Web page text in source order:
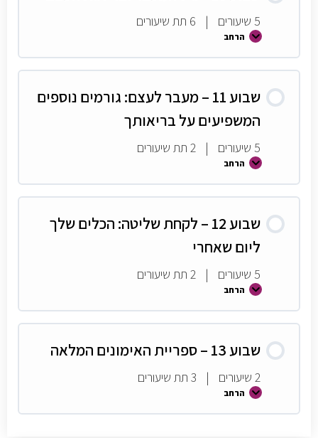
5 שיעורים | 6 תת שיעורים
הרחב
שבוע 11 – מעבר לעצם: גורמים נוספים
המשפיעים על בריאותך
5 שיעורים | 2 תת שיעורים
הרחב
שבוע 12 – לקחת שליטה: הכלים שלך
ליום שאחרי
5 שיעורים | 2 תת שיעורים
הרחב
שבוע 13 – ספריית האימונים המלאה
2 שיעורים | 3 תת שיעורים
הרחב